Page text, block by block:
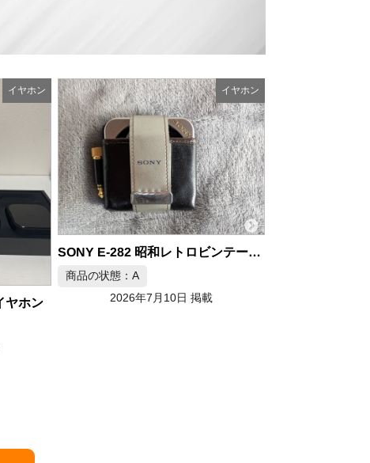
イヤホン
SONY E-282 昭和レトロビンテージイヤホン
イヤホン
MADOO typ821 有線イヤホン